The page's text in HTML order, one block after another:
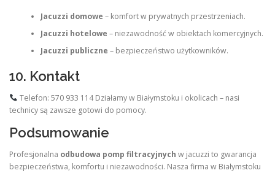
Jacuzzi domowe – komfort w prywatnych przestrzeniach.
Jacuzzi hotelowe – niezawodność w obiektach komercyjnych.
Jacuzzi publiczne – bezpieczeństwo użytkowników.
10. Kontakt
Telefon: 570 933 114 Działamy w Białymstoku i okolicach – nasi
technicy są zawsze gotowi do pomocy.
Podsumowanie
Profesjonalna odbudowa pomp filtracyjnych w jacuzzi to gwarancja
bezpieczeństwa, komfortu i niezawodności. Nasza firma w Białymstoku